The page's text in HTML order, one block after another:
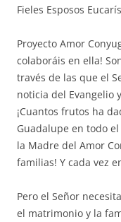
Fieles Esposos
Proyecto Amor
colaboráis en ella!
través de las que el
noticia del Evangelio
¡Cuantos frutos ha
Guadalupe en todo
la Madre del Amor
familias! Y cada vez
Pero el Señor
el matrimonio y la